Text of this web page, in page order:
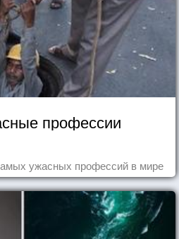
профессии
ужасных профессий в мире